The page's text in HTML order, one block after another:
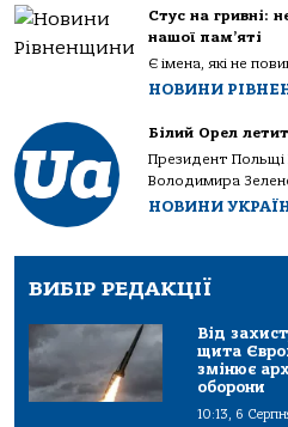
Стус на гривні:
нашої пам’яті
Є імена, які не
НОВИНИ
Білий Орел
Президент Польщі
Володимира
НОВИНИ
ВИБІР РЕДАКЦІЇ
Від
щита
змінює
оборони
10:13, 6